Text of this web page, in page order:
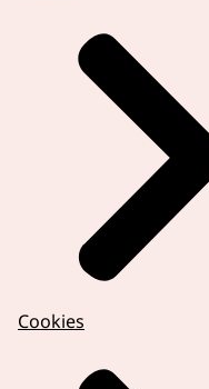
Cookies